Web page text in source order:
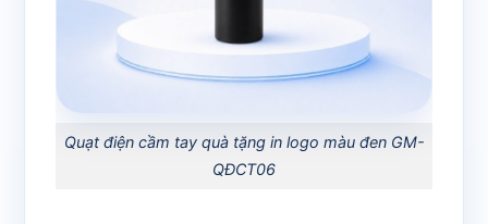
Quạt điện cầm tay quà tặng in logo màu đen GM-
QĐCT06